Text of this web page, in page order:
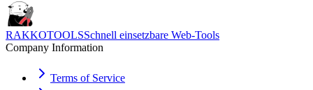
RAKKOTOOLSSchnell einsetzbare Web-Tools
Company Information
Terms of Service